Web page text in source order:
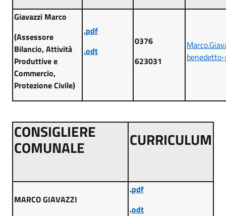
Giavazzi Marco
(Assessore
Bilancio, Attività
Produttive e
Commercio,
Protezione Civile)
.pdf
.odt
0376
623031
CONSIGLIERE
COMUNALE CURRICULUM
MARCO GIAVAZZI
.pdf
.odt